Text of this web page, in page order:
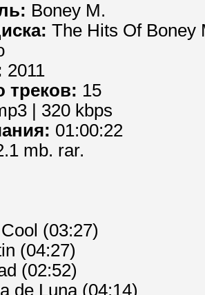
Boney M.
The Hits Of Boney
2011
треков: 15
| 320 kbps
01:00:22
mb. rar.
(03:27)
(04:27)
(02:52)
de Luna (04:14)